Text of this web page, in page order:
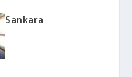
Sankara